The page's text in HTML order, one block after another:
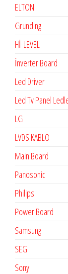
ELTON
Grunding
Hİ-LEVEL
İnverter Board
Led Driver
Led Tv Panel
LG
LVDS KABLO
Main Board
Panosonic
Philips
Power Board
Samsung
SEG
Sony